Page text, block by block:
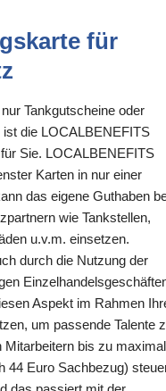
für
Tankgutscheine oder
die LOCALBENEFITS
Sie. LOCALBENEFITS
Karten in nur einer
das eigene Guthaben
wie Tankstellen,
u.v.m. einsetzen.
durch die Nutzung der
Aspekt im Rahmen
um passende Talente
Mitarbeitern bis zu maximal
44 Euro Sachbezug)